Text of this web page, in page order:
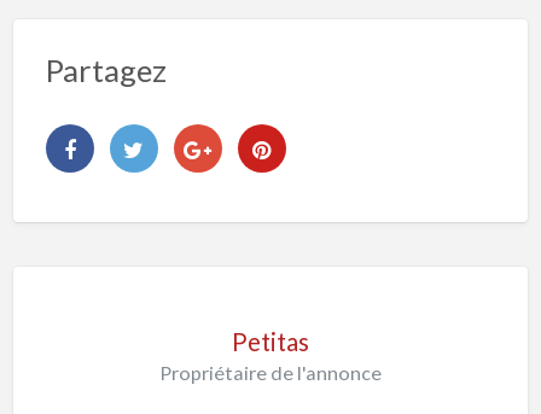
Partagez
Petitas
Propriétaire de l'annonce